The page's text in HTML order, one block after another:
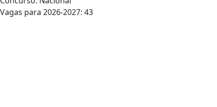
Vagas para 2026-2027: 43